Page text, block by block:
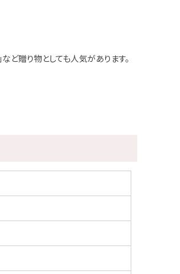
ど贈り物としても人気があります。